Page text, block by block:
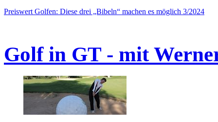
Preiswert Golfen: Diese drei „Bibeln“ machen es möglich 3/2024
Golf in GT - mit